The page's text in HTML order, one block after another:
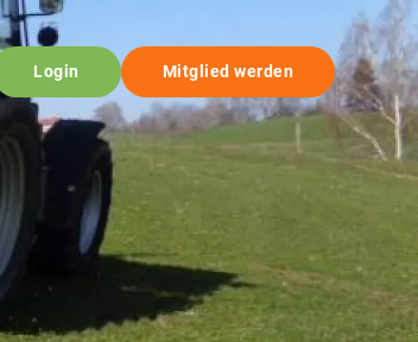
Login Mitglied werden